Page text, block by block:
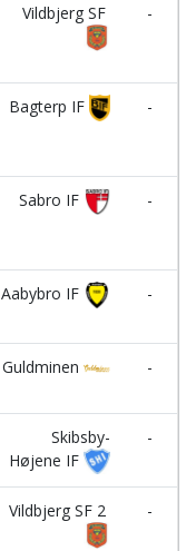
Vildbjerg SF
-
Bagterp IF
-
Sabro IF -
Aabybro IF
-
Guldminen -
Skibsby-
Højene IF
-
Vildbjerg SF 2
-